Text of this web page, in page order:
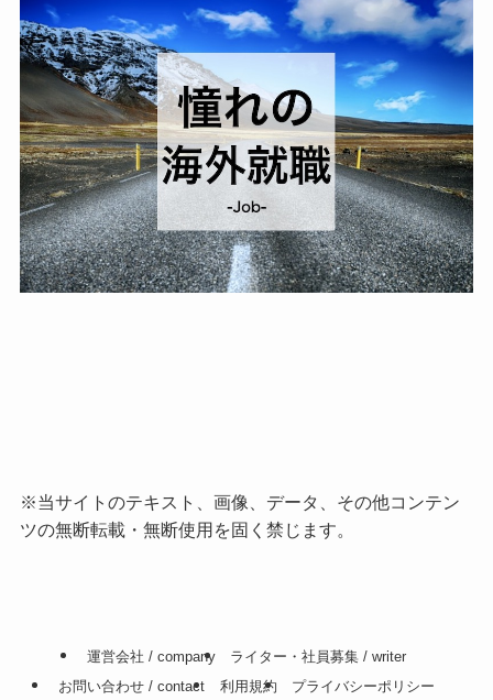
※当サイトのテキスト、画像、データ、その他コンテン
ツの無断転載・無断使用を固く禁じます。
運営会社 / company
ライター・社員募集 / writer
お問い合わせ / contact
利用規約 プライバシーポリシー